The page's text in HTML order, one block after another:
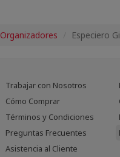
Organizadores Especiero
Trabajar con Nosotros
Cómo Comprar
Términos y Condiciones
Preguntas Frecuentes
Asistencia al Cliente